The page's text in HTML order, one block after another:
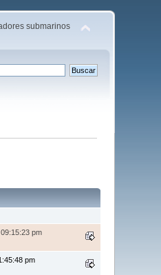
submarinos
pm
pm